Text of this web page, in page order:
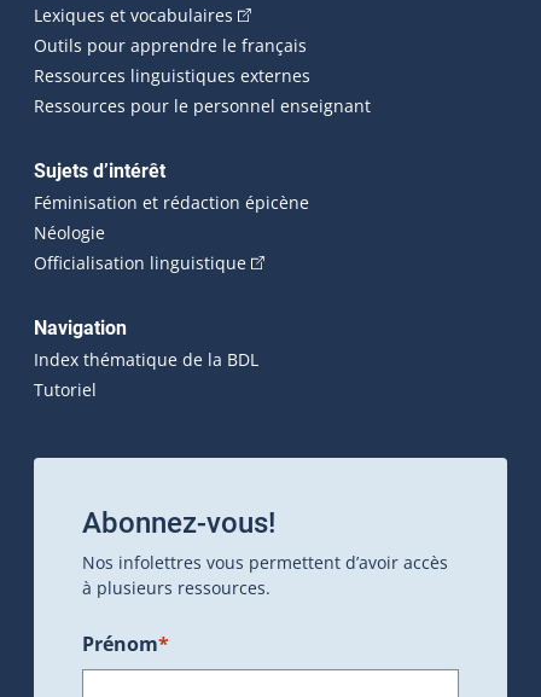
Lexiques et vocabulaires (Cet hyperlien externe s'ouvrira
Outils pour apprendre le français
Ressources linguistiques externes
Ressources pour le personnel enseignant
Sujets d’intérêt
Féminisation et rédaction épicène
Néologie
Officialisation linguistique(Cet hyperlien externe s'ouvrira
Navigation
Index thématique de la BDL
Tutoriel
Abonnez-vous!
Nos infolettres vous permettent d’avoir accès
à plusieurs ressources.
Prénom*